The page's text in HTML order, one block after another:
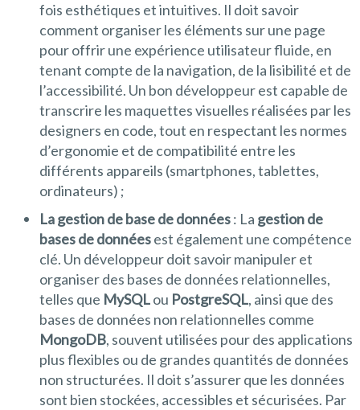
fois esthétiques et intuitives. Il doit savoir
comment organiser les éléments sur une page
pour offrir une expérience utilisateur fluide, en
tenant compte de la navigation, de la lisibilité et de
l’accessibilité. Un bon développeur est capable de
transcrire les maquettes visuelles réalisées par les
designers en code, tout en respectant les normes
d’ergonomie et de compatibilité entre les
différents appareils (smartphones, tablettes,
ordinateurs) ;
La gestion de base de données: La gestion de
bases de donnéesest également une compétence
clé. Un développeur doit savoir manipuler et
organiser des bases de données relationnelles,
telles que MySQLou PostgreSQL, ainsi que des
bases de données non relationnelles comme
MongoDB, souvent utilisées pour des applications
plus flexibles ou de grandes quantités de données
non structurées. Il doit s’assurer que les données
sont bien stockées, accessibles et sécurisées. Par